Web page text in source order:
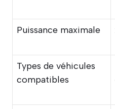
Puissance maximale
Types de véhicules
compatibles